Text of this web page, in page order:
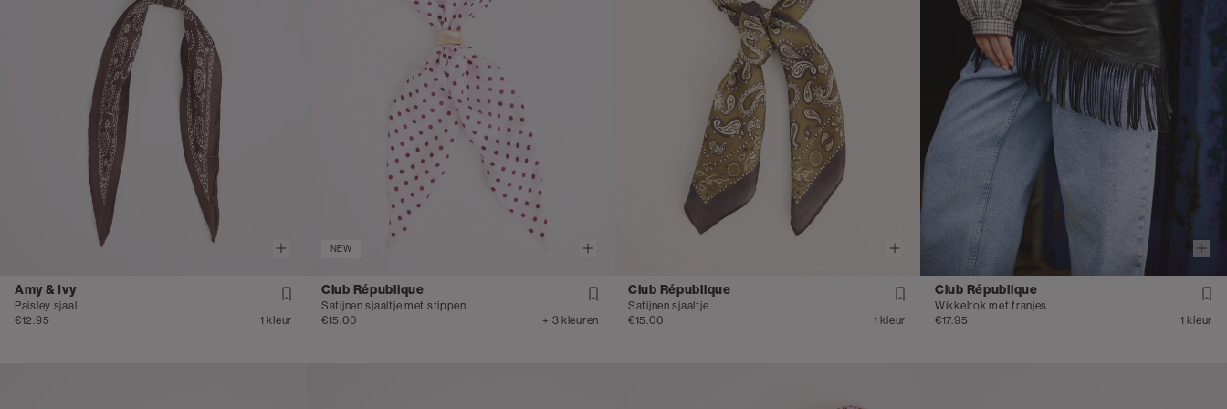
Amy & Ivy
Paisley sjaal
€12.95
1 kleur
NEW
Club République
Satijnen sjaaltje met stippen
€15.00
+ 3 kleuren
Club République
Satijnen sjaaltje
€15.00
1 kleur
Club République
Wikkelrok met franjes
€17.95
1 kleur